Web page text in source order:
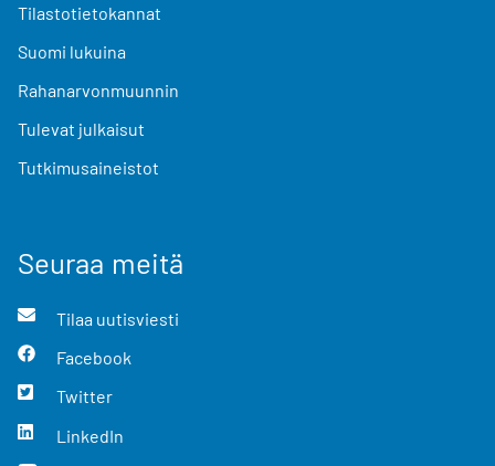
Tilastotietokannat
Suomi lukuina
Rahanarvonmuunnin
Tulevat julkaisut
Tutkimusaineistot
Seuraa meitä
Tilaa uutisviesti
Facebook
Twitter
LinkedIn